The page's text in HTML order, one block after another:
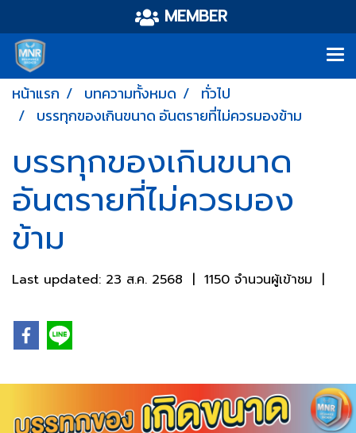
MEMBER
หน้าแรก บทความทั้งหมด
ทั่วไป
บรรทุกของเกินขนาด อันตรายที่ไม่ควรมองข้าม
บรรทุกของเกินขนาด
อันตรายที่ไม่ควรมอง
ข้าม
Last updated: 23 ส.ค. 2568 | 1150 จำนวนผู้เข้าชม |